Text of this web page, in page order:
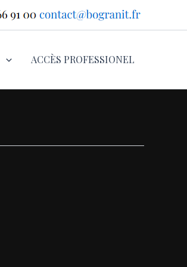
ACCÈS PROFESSIONEL